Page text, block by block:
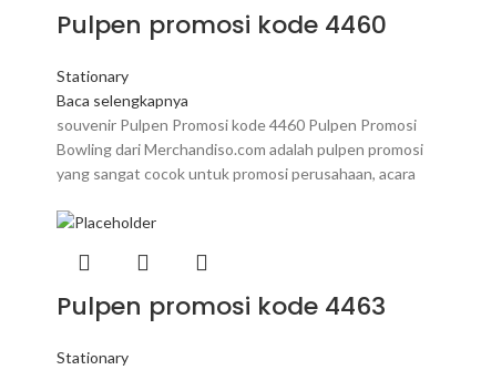
Pulpen promosi kode 4460
Stationary
Baca selengkapnya
souvenir Pulpen Promosi kode 4460 Pulpen Promosi
Bowling dari Merchandiso.com adalah pulpen promosi
yang sangat cocok untuk promosi perusahaan, acara
Pulpen promosi kode 4463
Stationary